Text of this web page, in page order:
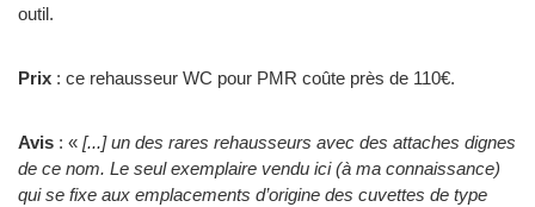
outil.
Prix : ce rehausseur WC pour PMR coûte près de 110€.
Avis : « [...] un des rares rehausseurs avec des attaches dignes
de ce nom. Le seul exemplaire vendu ici (à ma connaissance)
qui se fixe aux emplacements d’origine des cuvettes de type